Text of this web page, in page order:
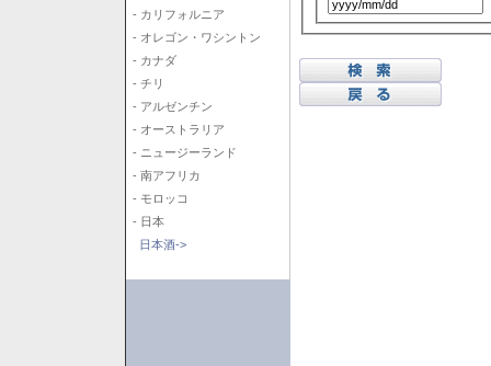
- カリフォルニア
- オレゴン・ワシントン
- カナダ
- チリ
- アルゼンチン
- オーストラリア
- ニュージーランド
- 南アフリカ
- モロッコ
- 日本
日本酒->